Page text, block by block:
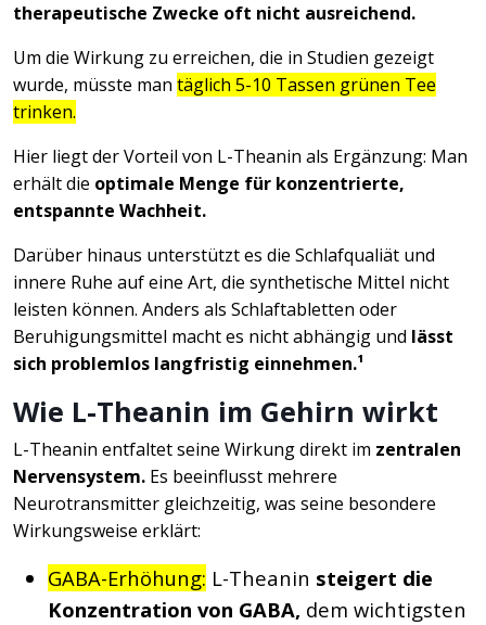
therapeutische Zwecke oft nicht ausreichend.
Um die Wirkung zu erreichen, die in Studien gezeigt
wurde, müsste man täglich 5-10 Tassen grünen Tee
trinken.
Hier liegt der Vorteil von L-Theanin als Ergänzung: Man
erhält die optimale Menge für konzentrierte,
entspannte Wachheit.
Darüber hinaus unterstützt es die Schlafqualiät und
innere Ruhe auf eine Art, die synthetische Mittel nicht
leisten können. Anders als Schlaftabletten oder
Beruhigungsmittel macht es nicht abhängig und lässt
sich problemlos langfristig einnehmen.¹
Wie L-Theanin im Gehirn wirkt
L-Theanin entfaltet seine Wirkung direkt im zentralen
Nervensystem. Es beeinflusst mehrere
Neurotransmitter gleichzeitig, was seine besondere
Wirkungsweise erklärt:
GABA-Erhöhung: L-Theanin steigert die
Konzentration von GABA, dem wichtigsten